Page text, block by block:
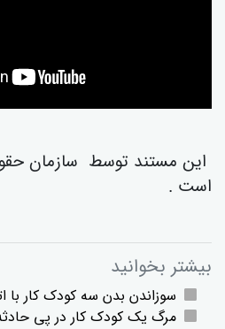
این مستند توسط سازمان
است .
بیشتر بخوانید
سوزاندن بدن سە کودک کار با
مرگ یک کودک کار در پی